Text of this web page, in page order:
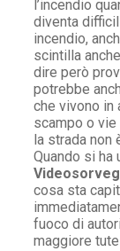
l’incendio
diventa
incendio,
scintilla
dire però
potrebbe
che vivono in
scampo o
la strada non
Quando si ha
cosa sta
fuoco di
maggiore